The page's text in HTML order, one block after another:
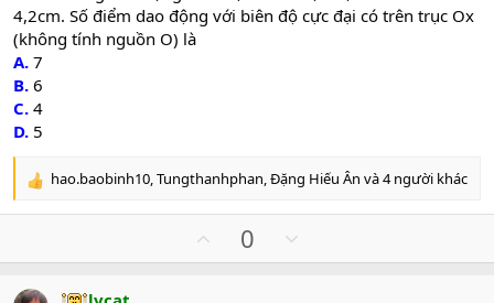
4,2cm. Số điểm dao động với biên độ cực đại có trên trục Ox
(không tính nguồn O) là
A. 7
B. 6
C. 4
D. 5
R
t
i
hao.baobinh10,Tungthanhphan,Đặng Hiếu Ân và 4 người khác
p
0
o